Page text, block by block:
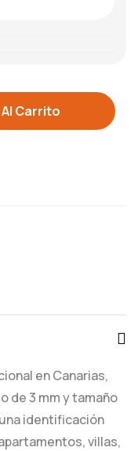
Carrito
en Canarias,
de 3 mm y tamaño
identificación
villas,